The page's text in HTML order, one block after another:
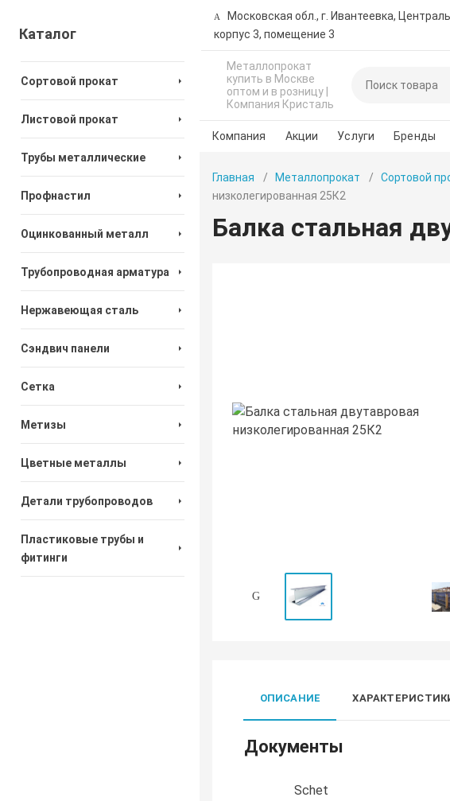
Московская обл., г. Ивантеевка,
корпус 3, помещение 3
Металлопрокат
купить в Москве
оптом и в розницу |
Компания Кристаль
Компания Акции Услуги Бренды
Каталог
Сортовой прокат
Листовой прокат
Трубы металлические
Профнастил
Оцинкованный металл
Трубопроводная арматура
Нержавеющая сталь
Сэндвич панели
Сетка
Метизы
Цветные металлы
Детали трубопроводов
Пластиковые трубы и
фитинги
Главная Металлопрокат Сортовой
низколегированная 25К2
Балка стальная
ОПИСАНИЕ
Документы
Schet